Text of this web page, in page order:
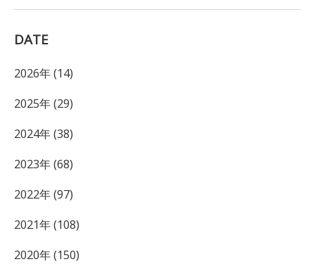
DATE
2026年 (14)
2025年 (29)
2024年 (38)
2023年 (68)
2022年 (97)
2021年 (108)
2020年 (150)